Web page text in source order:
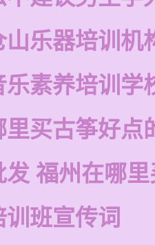
山乐器培训机
乐素养培训学
里买古筝好点
发 福州在哪
训班宣传词